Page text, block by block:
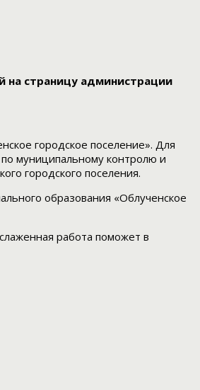
на страницу администрации
городское поселение». Для
муниципальному контролю и
городского поселения.
образования «Облученское
работа поможет в